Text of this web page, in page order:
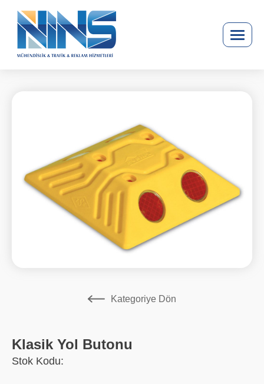
Kategoriye Dön
Klasik Yol Butonu
Stok Kodu: